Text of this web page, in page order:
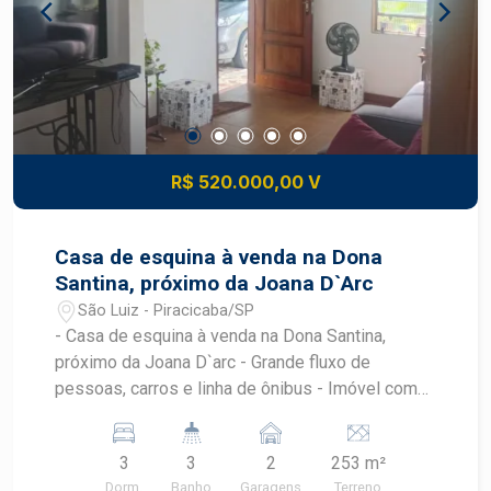
Acabamentos de qualidade e boa ventilação
natural. - Proximidade de áreas verdes,
proporcionando um ambiente agradável e
saudável. - Segurança e tranquilidade,
características marcantes do bairro Campestre.
Entre em contato e agende uma visita! Valor e
Condições: Consulte-nos para mais informações
sobre valor e condições de pagamento. Seu novo
R$ 520.000,00 V
Casa de esquina à venda na Dona
Santina, próximo da Joana D`Arc
São Luiz - Piracicaba/SP
- Casa de esquina à venda na Dona Santina,
próximo da Joana D`arc - Grande fluxo de
pessoas, carros e linha de ônibus - Imóvel com
- A residência possuí duas casas, sendo a
principal com 02 quartos, sala ampla e cozinha,
3
Dorm.
3
Banho
2
Garagens
253 m²
Terreno